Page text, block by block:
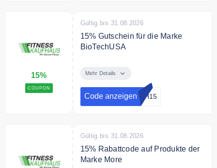
15%
COUPON
Gültig bis 31.08.2026
15% Gutschein für die Marke
BioTechUSA
15% auf Produkte von
Mehr Details
Code anzeigen CH15
Gültig bis 31.08.2026
15% Rabattcode auf Produkte der
Marke More